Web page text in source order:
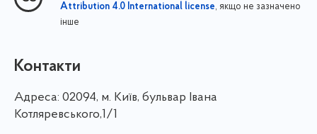
Attribution 4.0 International license, якщо не зазначено
інше
Контакти
Адреса: 02094, м. Київ, бульвар Івана
Котляревського,1/1